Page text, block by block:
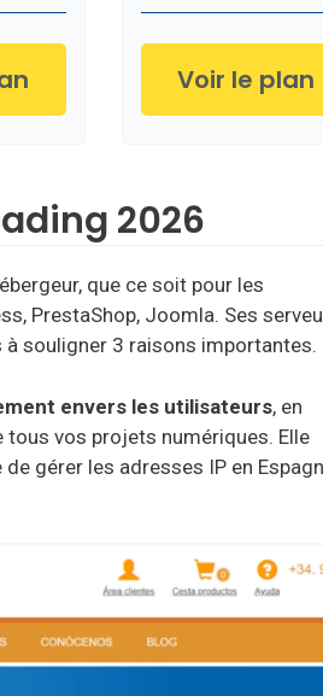
Voir le plan
2026
que ce soit pour les
PrestaShop, Joomla. Ses
souligner 3 raisons importantes.
envers les utilisateurs, en
tous vos projets numériques. Elle
gérer les adresses IP en